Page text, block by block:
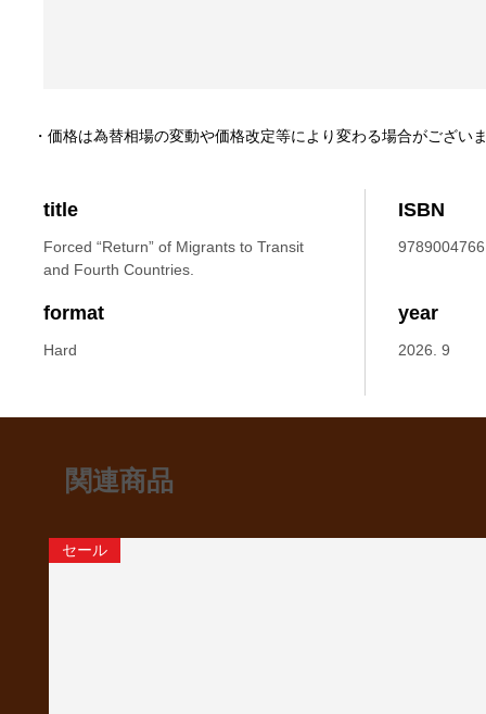
title
Forced “Return” of Migrants to Transit
and Fourth Countries.
ISBN
format
Hard
year
2026. 9
・価格は為替相場の変動や価格改定等により変わる場合がござい
関連商品
セール